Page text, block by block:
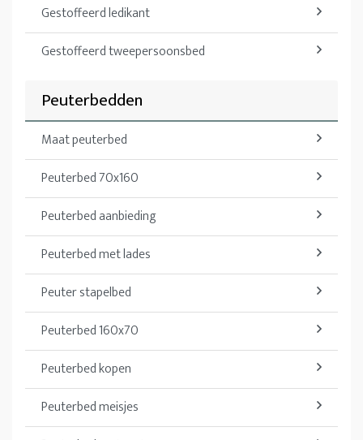
Gestoffeerd ledikant
Gestoffeerd tweepersoonsbed
Peuterbedden
Maat peuterbed
Peuterbed 70x160
Peuterbed aanbieding
Peuterbed met lades
Peuter stapelbed
Peuterbed 160x70
Peuterbed kopen
Peuterbed meisjes